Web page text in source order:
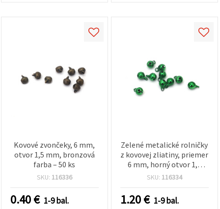
Kovové zvončeky, 6 mm,
otvor 1,5 mm, bronzová
farba – 50 ks
SKU: 116336
0.40€ 1-9 bal.
Zelené metalické rolničky
z kovovej zliatiny, priemer
6 mm, horný otvor 1,5
mm, lesklé prevedenie, 20
šperkov, vianočné ozdoby
a DIY dekorácie
SKU: 116334
1.20€ 1-9 bal.